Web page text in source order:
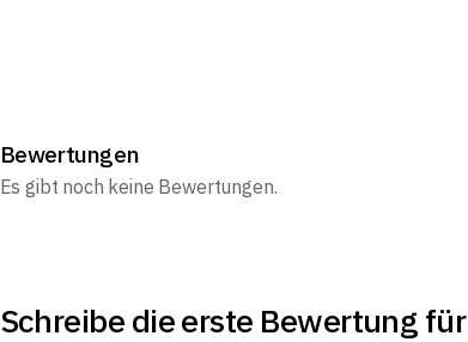
Bewertungen
Es gibt noch keine Bewertungen.
Schreibe die erste Bewertung für